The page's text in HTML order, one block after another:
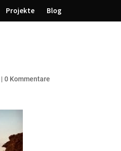
Projekte Blog
|0 Kommentare